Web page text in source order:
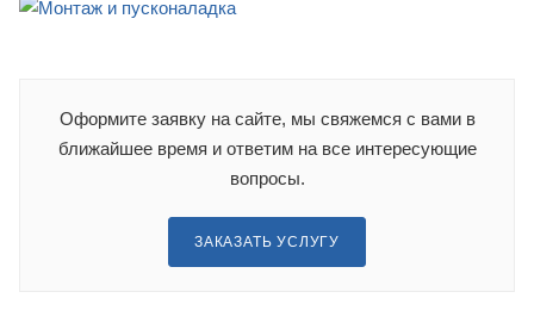
Оформите заявку на сайте, мы свяжемся с вами в
ближайшее время и ответим на все интересующие
вопросы.
ЗАКАЗАТЬ УСЛУГУ